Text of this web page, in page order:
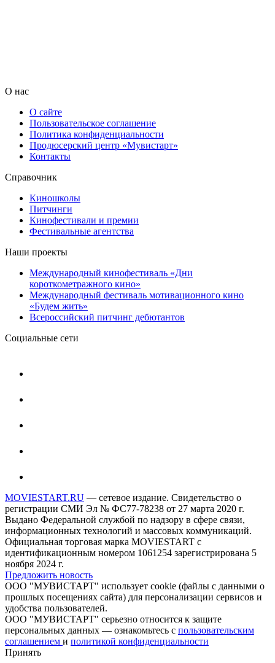
О нас
О сайте
Пользовательское соглашение
Политика конфиденциальности
Продюсерский центр «Мувистарт»
Контакты
Справочник
Киношколы
Питчинги
Кинофестивали и премии
Фестивальные агентства
Наши проекты
Международный кинофестиваль «Дни
короткометражного кино»
Международный фестиваль мотивационного кино
«Будем жить»
Всероссийский питчинг дебютантов
Социальные сети
MOVIESTART.RU — сетевое издание. Свидетельство о
регистрации СМИ Эл № ФС77-78238 от 27 марта 2020 г.
Выдано Федеральной службой по надзору в сфере связи,
информационных технологий и массовых коммуникаций.
Официальная торговая марка MOVIESTART с
идентификационным номером 1061254 зарегистрирована 5
ноября 2024 г.
Предложить новость
ООО "МУВИСТАРТ" использует cookie (файлы с данными о
прошлых посещениях сайта) для персонализации сервисов и
удобства пользователей.
ООО "МУВИСТАРТ" серьезно относится к защите
персональных данных — ознакомьтесь с пользовательским
соглашением и политикой конфиденциальности
Принять